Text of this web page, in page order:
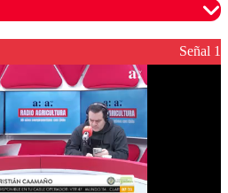
moderados para garantizar un
respetuoso.
Señal 1